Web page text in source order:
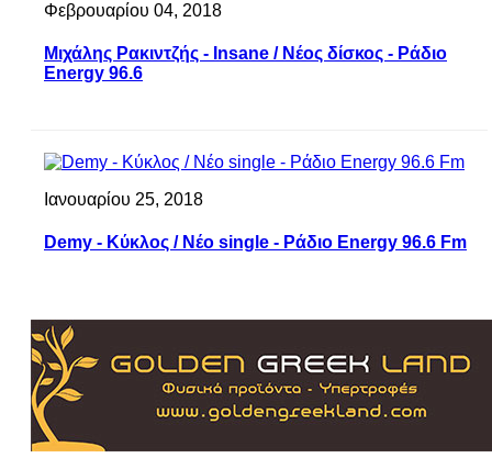
Φεβρουαρίου 04, 2018
Μιχάλης Ρακιντζής - Insane / Νέος δίσκος - Ράδιο
Energy 96.6
Ιανουαρίου 25, 2018
Demy - Κύκλος / Νέο single - Ράδιο Energy 96.6 Fm